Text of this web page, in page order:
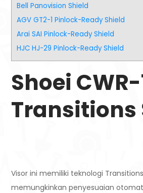
Bell Panovision Shield
AGV GT2-1 Pinlock-Ready Shield
Arai SAI Pinlock-Ready Shield
HJC HJ-29 Pinlock-Ready Shield
Shoei CWR-
Transitions
Visor ini memiliki teknologi
memungkinkan penyesuaian